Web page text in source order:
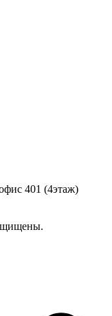
401 (4этаж)